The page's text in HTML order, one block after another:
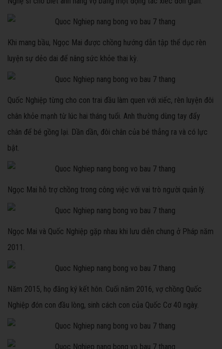
Khi mang bầu, Ngọc Mai được chồng hướng dẫn tập thể dục rèn
luyện sự dẻo dai để nâng sức khỏe thai kỳ.
Quốc Nghiệp từng cho con trai đầu làm quen với xiếc, rèn luyện đôi
chân khỏe mạnh từ lúc hai tháng tuổi. Anh thường dùng tay đẩy
chân để bé gồng lại. Dần dần, đôi chân của bé thẳng ra và có lực
bật.
Ngọc Mai hỗ trợ chồng trong công việc với vai trò người quản lý.
Ngọc Mai và Quốc Nghiệp gặp nhau khi lưu diễn chung ở Pháp năm
2011.
Năm 2015, họ đăng ký kết hôn. Cuối năm 2016, vợ chồng Quốc
Nghiệp đón con đầu lòng, sinh cách con của Quốc Cơ 40 ngày.